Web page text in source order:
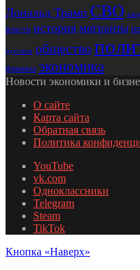
Дональд Трамп СВО
власть история мигранты
русском общество
финансы экономика
Новости экономики и
О сайте
Карта сайта
Обратная связь
Политика
YouTube
vk.com
Одноклассники
Telegram
Steam
TikTok
Кнопка «Наверх»